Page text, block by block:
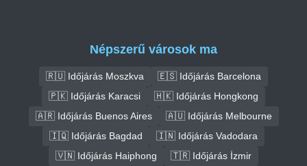
Népszerű városok ma
🇷🇺 Időjárás Moszkva
🇪🇸 Időjárás Barcelona
🇵🇰 Időjárás Karacsi
🇭🇰 Időjárás Hongkong
🇦🇷 Időjárás Buenos Aires
🇦🇺 Időjárás Melbourne
🇮🇶 Időjárás Bagdad
🇮🇳 Időjárás Vadodara
🇻🇳 Időjárás Haiphong
🇹🇷 Időjárás İzmir